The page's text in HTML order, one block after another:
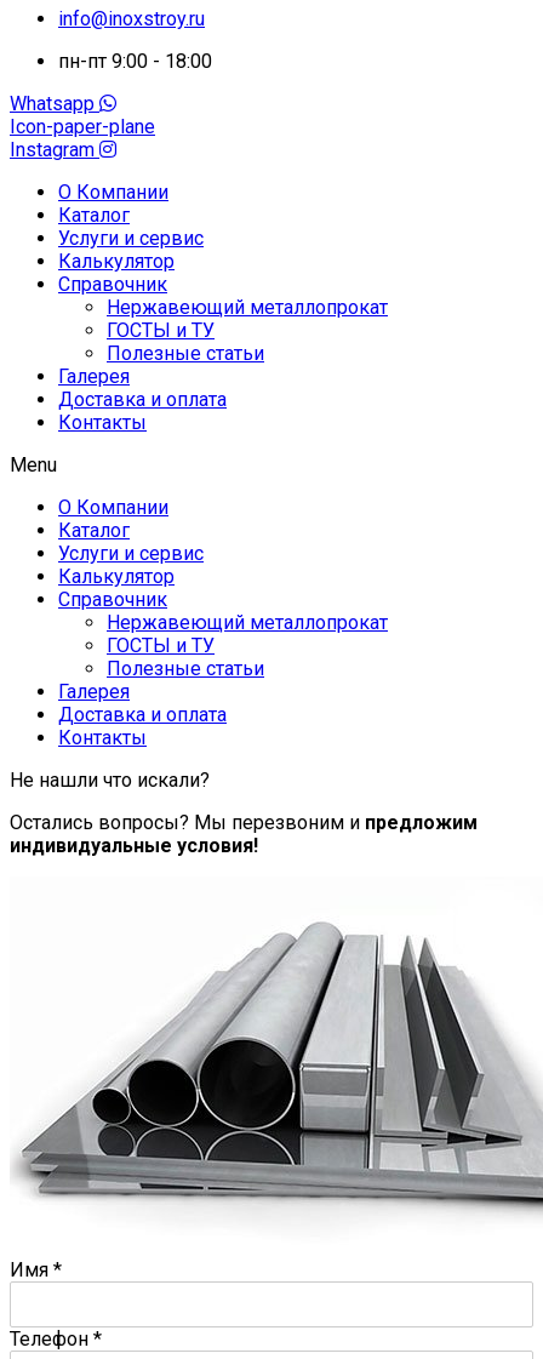
info@inoxstroy.ru
пн-пт 9:00 - 18:00
Whatsapp
Icon-paper-plane
Instagram
О Компании
Каталог
Услуги и сервис
Калькулятор
Справочник
Нержавеющий металлопрокат
ГОСТЫ и ТУ
Полезные статьи
Галерея
Доставка и оплата
Контакты
Menu
О Компании
Каталог
Услуги и сервис
Калькулятор
Справочник
Нержавеющий металлопрокат
ГОСТЫ и ТУ
Полезные статьи
Галерея
Доставка и оплата
Контакты
Не нашли что искали?
Остались вопросы? Мы перезвоним и предложим
индивидуальные условия!
Имя *
Телефон *